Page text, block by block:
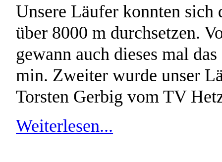
Unsere Läufer konnten sich
über 8000 m durchsetzen.
gewann auch dieses mal
min. Zweiter wurde unser
Torsten Gerbig vom TV
Weiterlesen...